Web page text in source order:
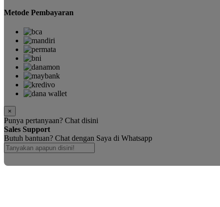
Metode Pembayaran
×
Punya pertanyaan? Chat disini
Sales Support
Butuh bantuan? Chat dengan Saya di Whatsapp